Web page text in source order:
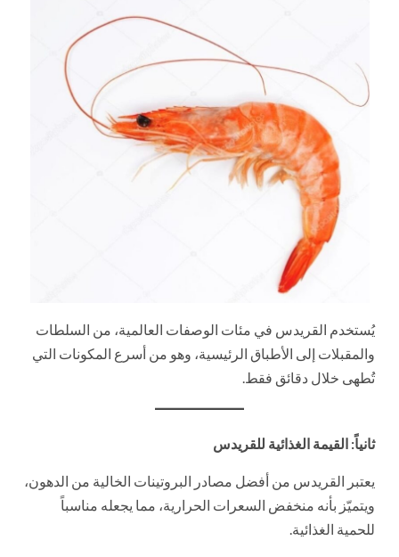
يُستخدم القريدس في مئات الوصفات العالمية، من السلطات
والمقبلات إلى الأطباق الرئيسية، وهو من أسرع المكونات التي
تُطهى خلال دقائق فقط.
ثانياً: القيمة الغذائية للقريدس
يعتبر القريدس من أفضل مصادر البروتينات الخالية من الدهون،
ويتميّز بأنه منخفض السعرات الحرارية، مما يجعله مناسباً
للحمية الغذائية.